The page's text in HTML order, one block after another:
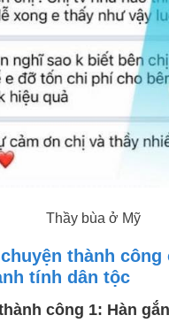
Thầy bùa ở Mỹ
thành công
tính dân tộc
công 1: Hàn